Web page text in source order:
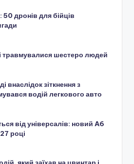
дронів для бійців
травмувалися шестеро людей
внаслідок зіткнення з
водій легкового авто
від універсалів: новий A6
році